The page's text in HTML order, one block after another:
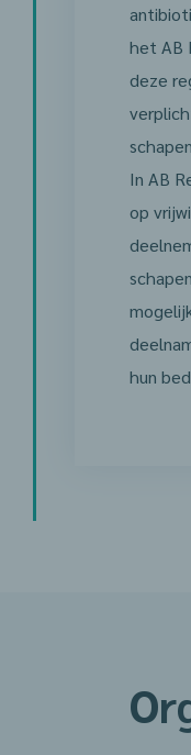
het AB
deze
In AB
op
hun